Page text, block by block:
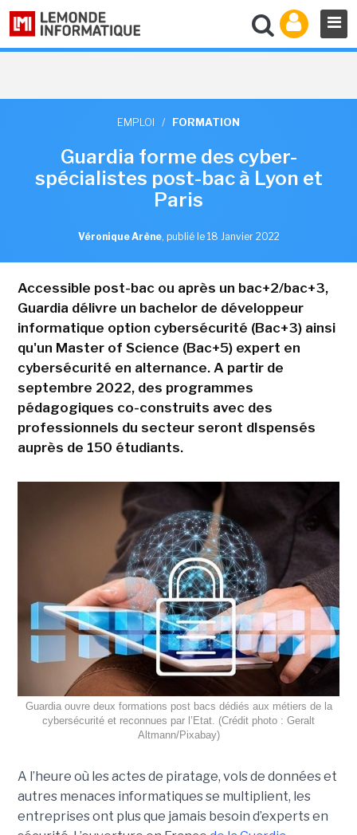
EMPLOI / FORMATION
Guardia forme des cyber-
spécialistes post-bac à Lyon et
Paris
Véronique Arène, publié le 18 Janvier 2022
Accessible post-bac ou après un bac+2/bac+3,
Guardia délivre un bachelor de développeur
informatique option cybersécurité (Bac+3) ainsi
qu'un Master of Science (Bac+5) expert en
cybersécurité en alternance. A partir de
septembre 2022, des programmes
pédagogiques co-construits avec des
professionnels du secteur seront dIspensés
auprès de 150 étudiants.
Guardia ouvre deux formations post bacs dédiés aux métiers de la
cybersécurité et reconnues par l’Etat. (Crédit photo : Geralt
Altmann/Pixabay)
A l’heure où les actes de piratage, vols de données et
autres menaces informatiques se multiplient, les
entreprises ont plus que jamais besoin d’experts en